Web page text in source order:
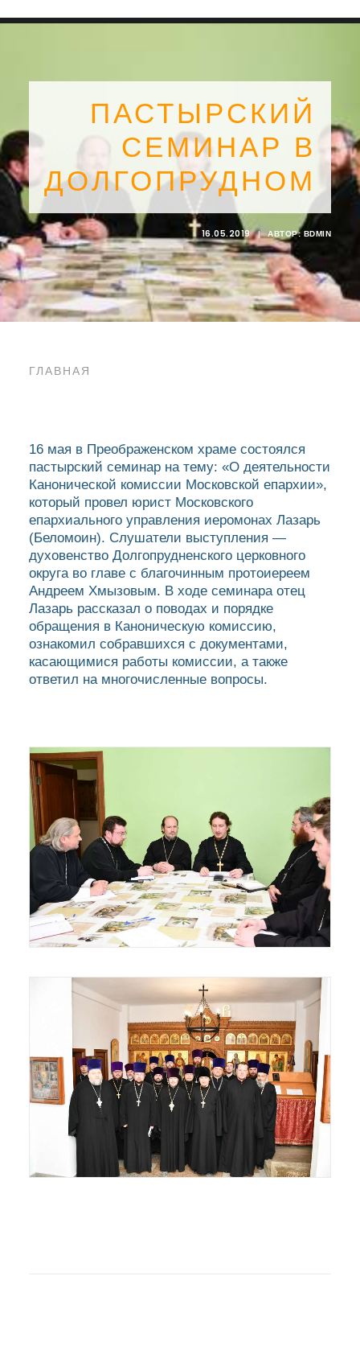
SEARCH
ПАСТЫРСКИЙ
СЕМИНАР В
ДОЛГОПРУДНОМ
16.05.2019 | АВТОР: BDMIN
ГЛАВНАЯ
16 мая в Преображенском храме состоялся
пастырский семинар на тему: «О деятельности
Канонической комиссии Московской епархии»,
который провел юрист Московского
епархиального управления иеромонах Лазарь
(Беломоин). Слушатели выступления —
духовенство Долгопрудненского церковного
округа во главе с благочинным протоиереем
Андреем Хмызовым. В ходе семинара отец
Лазарь рассказал о поводах и порядке
обращения в Каноническую комиссию,
ознакомил собравшихся с документами,
касающимися работы комиссии, а также
ответил на многочисленные вопросы.